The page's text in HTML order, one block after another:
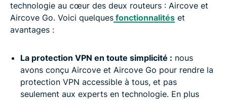
technologie au cœur des deux routeurs : Aircove et
Aircove Go. Voici quelques fonctionnalités et
avantages :
La protection VPN en toute simplicité : nous
avons conçu Aircove et Aircove Go pour rendre la
protection VPN accessible à tous, et pas
seulement aux experts en technologie. En plus